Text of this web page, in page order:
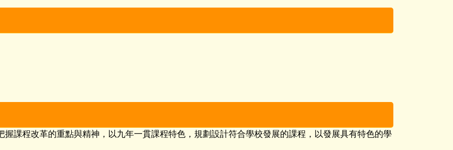
課程改革的重點與精神，以九年一貫課程特色，規劃設計符合學校發展的課程，以發展具有特色的學